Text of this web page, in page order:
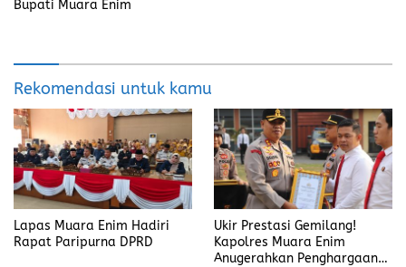
Bupati Muara Enim
Rekomendasi untuk kamu
Lapas Muara Enim Hadiri
Rapat Paripurna DPRD
Ukir Prestasi Gemilang!
Kapolres Muara Enim
Anugerahkan Penghargaan